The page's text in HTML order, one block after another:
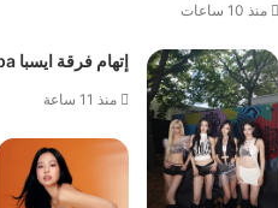
منذ 10 ساعات
إتهام فرقة ايسبا Aespa بالكسل وضعف الحضور المسرحي في مهرجان لولابالوزا
منذ 11 ساعة